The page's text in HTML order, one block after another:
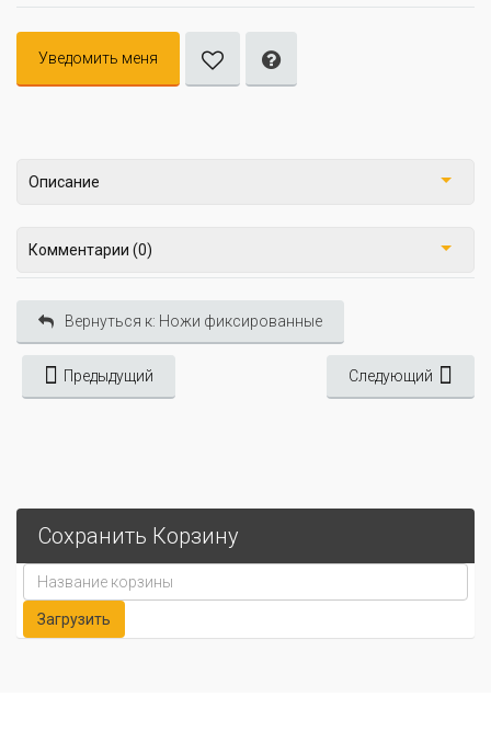
Уведомить меня
Описание
Комментарии (0)
Вернуться к: Ножи фиксированные
Предыдущий Следующий
Сохранить Корзину